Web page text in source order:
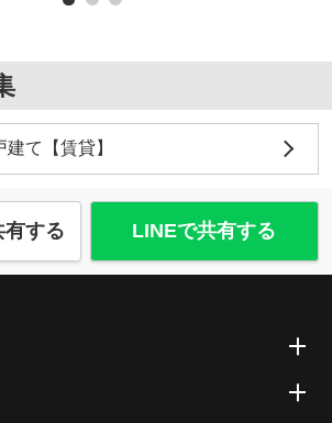
建て【賃貸】
有する LINEで共有する